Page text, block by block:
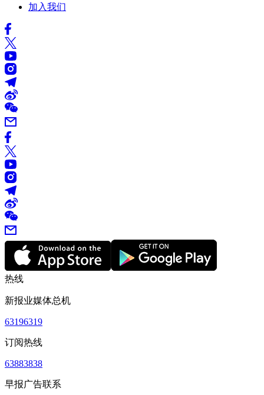
加入我们
热线
新报业媒体总机
63196319
订阅热线
63883838
早报广告联系